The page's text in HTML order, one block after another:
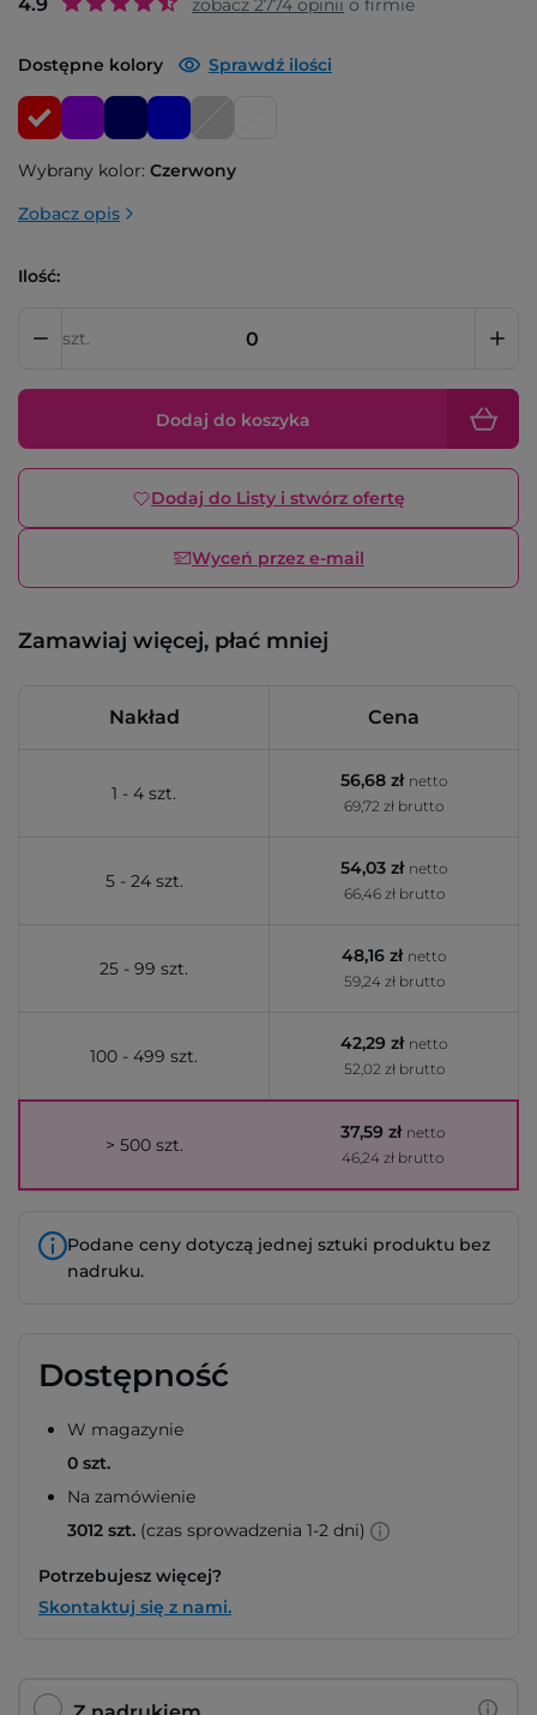
zobacz 2774 opinii o firmie
Dostępne kolory Sprawdź ilości
Wybrany kolor: Czerwony
Zobacz opis
Ilość:
szt.
Dodaj do koszyka
Dodaj do Listy i stwórz ofertę
Wyceń przez e-mail
Zamawiaj więcej, płać mniej
Nakład Cena
1 - 4 szt.
56,68 zł netto
69,72 zł brutto
5 - 24 szt.
54,03 zł netto
66,46 zł brutto
25 - 99 szt.
48,16 zł netto
59,24 zł brutto
100 - 499 szt.
42,29 zł netto
52,02 zł brutto
> 500 szt.
37,59 zł netto
46,24 zł brutto
Podane ceny dotyczą jednej sztuki produktu bez
nadruku.
Dostępność
W magazynie
0 szt.
Na zamówienie
3012 szt. (czas sprowadzenia 1-2 dni)
Potrzebujesz więcej?
Skontaktuj się z nami.